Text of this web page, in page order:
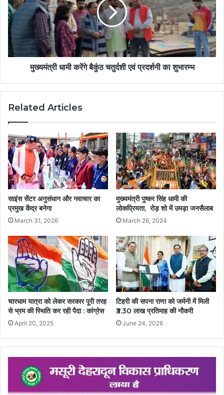
मुख्यमंत्री धामी करेंगे बैकुंठ चतुर्दशी एवं प्रदर्शनी का शुभारम्भ
Related Articles
साइंस सेंटर अनुसंधान और नवाचार का
प्रमुख केंद्र बनेगा
March 31, 2026
मुख्यमंत्री पुष्कर सिंह धामी की
लोकप्रियता, रोड़ शो में उमड़ा जनसैलाब
March 26, 2024
चारधाम यात्रा को लेकर सरकार पूरी तरह
से भ्रम की स्थिति कर रही पैदा : कांग्रेस
April 20, 2025
टिहरी की सपना राणा को जर्मनी में मिली
₹3.30 लाख प्रतिमाह की नौकरी
June 24, 2026